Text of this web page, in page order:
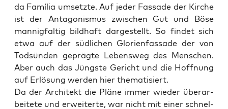
da Famí­lia umsetz­te. Auf jeder Fas­sa­de der Kir­che
ist der Ant­ago­nis­mus zwi­schen Gut und Böse
man­nig­fal­tig bild­haft dar­ge­stellt. So fin­det sich
etwa auf der süd­li­chen Glo­ri­en­fas­sa­de der von
Tod­sün­den gepräg­te Lebens­weg des Men­schen.
Aber auch das Jüngs­te Gericht und die Hoff­nung
auf Erlö­sung wer­den hier thematisiert.
Da der Archi­tekt die Plä­ne immer wie­der über­ar­
bei­te­te und erwei­ter­te, war nicht mit einer schnel­